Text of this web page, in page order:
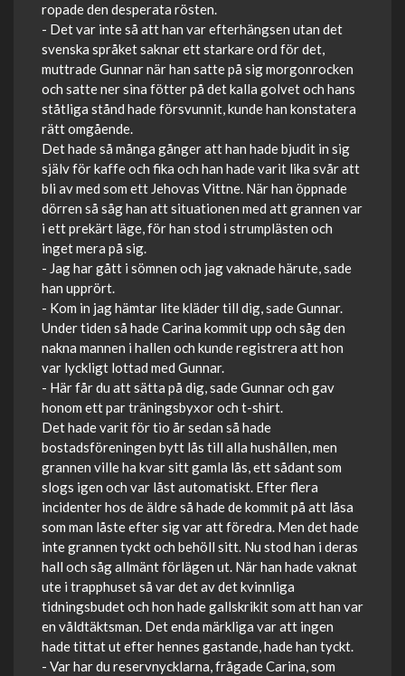
ropade den desperata rösten.
- Det var inte så att han var efterhängsen utan det
svenska språket saknar ett starkare ord för det,
muttrade Gunnar när han satte på sig morgonrocken
och satte ner sina fötter på det kalla golvet och hans
ståtliga stånd hade försvunnit, kunde han konstatera
rätt omgående.
Det hade så många gånger att han hade bjudit in sig
själv för kaffe och fika och han hade varit lika svår att
bli av med som ett Jehovas Vittne. När han öppnade
dörren så såg han att situationen med att grannen var
i ett prekärt läge, för han stod i strumplästen och
inget mera på sig.
- Jag har gått i sömnen och jag vaknade härute, sade
han upprört.
- Kom in jag hämtar lite kläder till dig, sade Gunnar.
Under tiden så hade Carina kommit upp och såg den
nakna mannen i hallen och kunde registrera att hon
var lyckligt lottad med Gunnar.
- Här får du att sätta på dig, sade Gunnar och gav
honom ett par träningsbyxor och t-shirt.
Det hade varit för tio år sedan så hade
bostadsföreningen bytt lås till alla hushållen, men
grannen ville ha kvar sitt gamla lås, ett sådant som
slogs igen och var låst automatiskt. Efter flera
incidenter hos de äldre så hade de kommit på att låsa
som man låste efter sig var att föredra. Men det hade
inte grannen tyckt och behöll sitt. Nu stod han i deras
hall och såg allmänt förlägen ut. När han hade vaknat
ute i trapphuset så var det av det kvinnliga
tidningsbudet och hon hade gallskrikit som att han var
en våldtäktsman. Det enda märkliga var att ingen
hade tittat ut efter hennes gastande, hade han tyckt.
- Var har du reservnycklarna, frågade Carina, som